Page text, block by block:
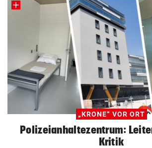
„KRONE“ VOR ORT
Polizeianhaltezentrum:
Kritik